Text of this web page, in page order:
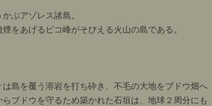
ぶアゾレス諸島。
をあげるピコ峰がそびえる火山の島である。
島を覆う溶岩を打ち砕き、不毛の大地をブドウ畑へ
ブドウを守るため築かれた石垣は、地球２周分にも